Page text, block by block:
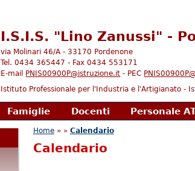
I.S.I.S. "Lino Zanussi" -
via Molinari 46/A - 33170 Pordenone
Tel. 0434 365447 - Fax 0434 553171
E-mail
PNIS00900P@istruzione.it - PEC
Istituto Professionale per l'Industria e l'Artigianato -
Famiglie Docenti Personale
Tu sei qui
Home» » Calendario
Calendario